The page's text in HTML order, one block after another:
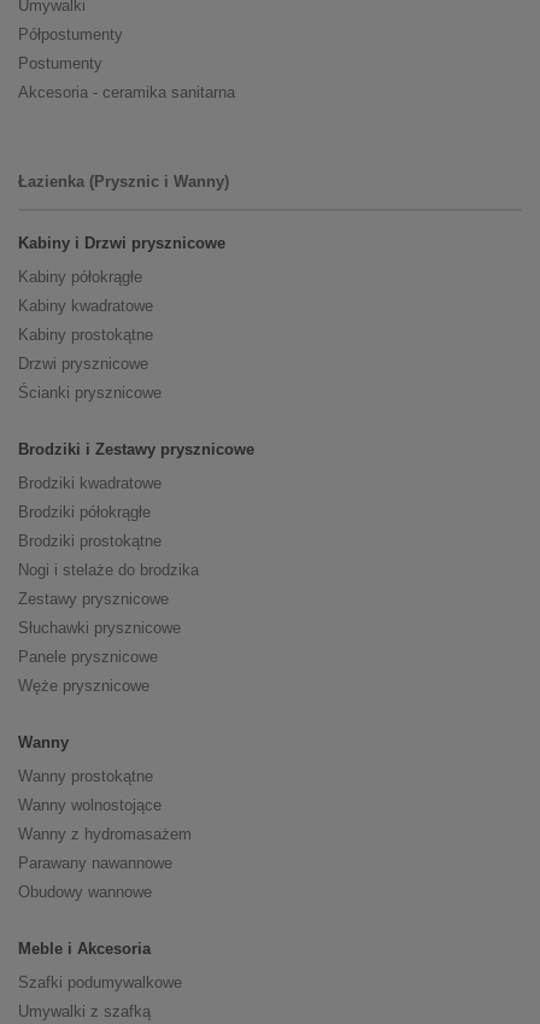
Umywalki
Półpostumenty
Postumenty
Akcesoria - ceramika sanitarna
Łazienka (Prysznic i Wanny)
Kabiny i Drzwi prysznicowe
Kabiny półokrągłe
Kabiny kwadratowe
Kabiny prostokątne
Drzwi prysznicowe
Ścianki prysznicowe
Brodziki i Zestawy prysznicowe
Brodziki kwadratowe
Brodziki półokrągłe
Brodziki prostokątne
Nogi i stelaże do brodzika
Zestawy prysznicowe
Słuchawki prysznicowe
Panele prysznicowe
Węże prysznicowe
Wanny
Wanny prostokątne
Wanny wolnostojące
Wanny z hydromasażem
Parawany nawannowe
Obudowy wannowe
Meble i Akcesoria
Szafki podumywalkowe
Umywalki z szafką